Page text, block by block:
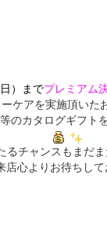
）までプレミアム
ケアを実施頂いた
のカタログギフト
るチャンスもまだ
店心よりお待ちし